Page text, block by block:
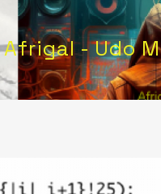
Afrigal - Udo